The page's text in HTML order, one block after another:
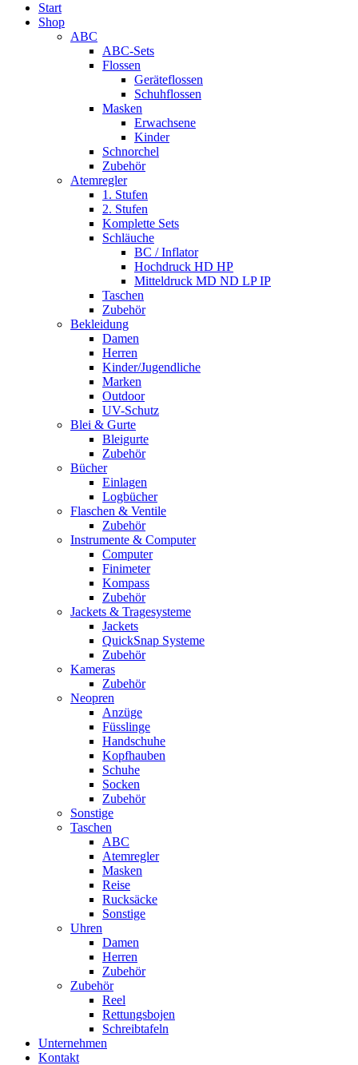
Start
Shop
ABC
ABC-Sets
Flossen
Geräteflossen
Schuhflossen
Masken
Erwachsene
Kinder
Schnorchel
Zubehör
Atemregler
1. Stufen
2. Stufen
Komplette Sets
Schläuche
BC / Inflator
Hochdruck HD HP
Mitteldruck MD ND LP IP
Taschen
Zubehör
Bekleidung
Damen
Herren
Kinder/Jugendliche
Marken
Outdoor
UV-Schutz
Blei & Gurte
Bleigurte
Zubehör
Bücher
Einlagen
Logbücher
Flaschen & Ventile
Zubehör
Instrumente & Computer
Computer
Finimeter
Kompass
Zubehör
Jackets & Tragesysteme
Jackets
QuickSnap Systeme
Zubehör
Kameras
Zubehör
Neopren
Anzüge
Füsslinge
Handschuhe
Kopfhauben
Schuhe
Socken
Zubehör
Sonstige
Taschen
ABC
Atemregler
Masken
Reise
Rucksäcke
Sonstige
Uhren
Damen
Herren
Zubehör
Zubehör
Reel
Rettungsbojen
Schreibtafeln
Unternehmen
Kontakt